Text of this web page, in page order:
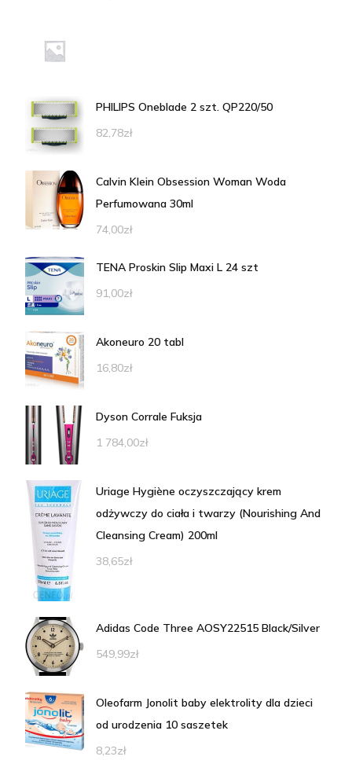
PHILIPS Oneblade 2 szt. QP220/50
82,78zł
Calvin Klein Obsession Woman Woda
Perfumowana 30ml
74,00zł
TENA Proskin Slip Maxi L 24 szt
91,00zł
Akoneuro 20 tabl
16,80zł
Dyson Corrale Fuksja
1 784,00zł
Uriage Hygiène oczyszczający krem
odżywczy do ciała i twarzy (Nourishing And
Cleansing Cream) 200ml
38,65zł
Adidas Code Three AOSY22515 Black/Silver
549,99zł
Oleofarm Jonolit baby elektrolity dla dzieci
od urodzenia 10 saszetek
8,23zł